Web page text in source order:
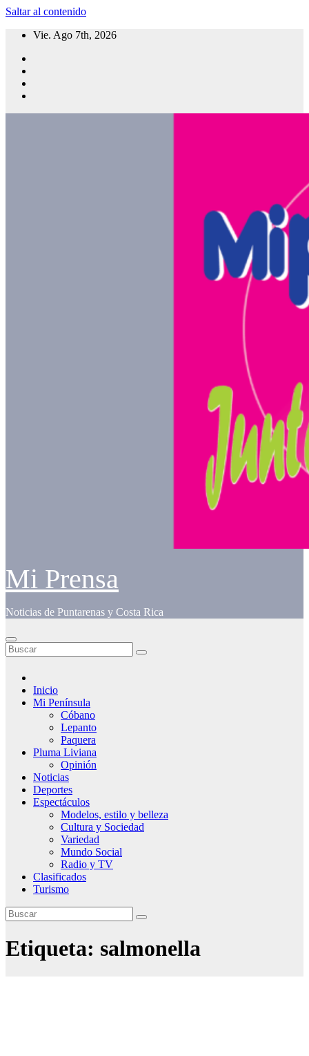
Saltar al contenido
Vie. Ago 7th, 2026
Mi Prensa
Noticias de Puntarenas y Costa Rica
Inicio
Mi Península
Cóbano
Lepanto
Paquera
Pluma Liviana
Opinión
Noticias
Deportes
Espectáculos
Modelos, estilo y belleza
Cultura y Sociedad
Variedad
Mundo Social
Radio y TV
Clasificados
Turismo
Etiqueta: salmonella